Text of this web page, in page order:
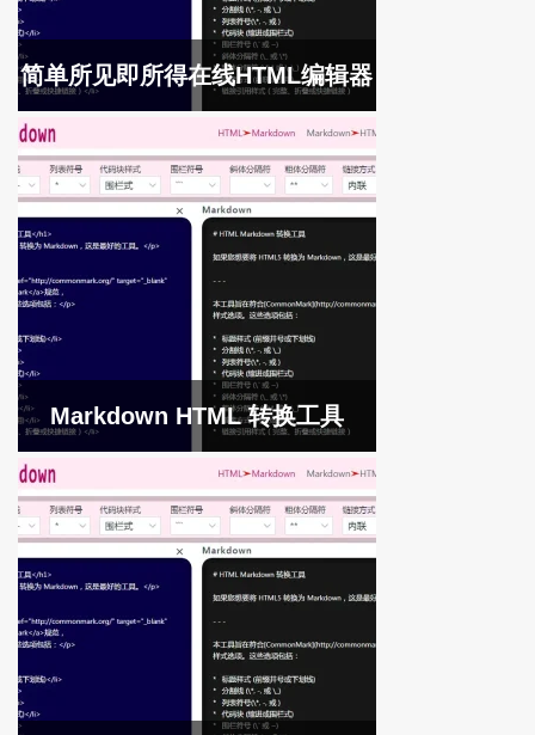
简单所见即所得在线HTML编辑器
Markdown HTML 转换工具